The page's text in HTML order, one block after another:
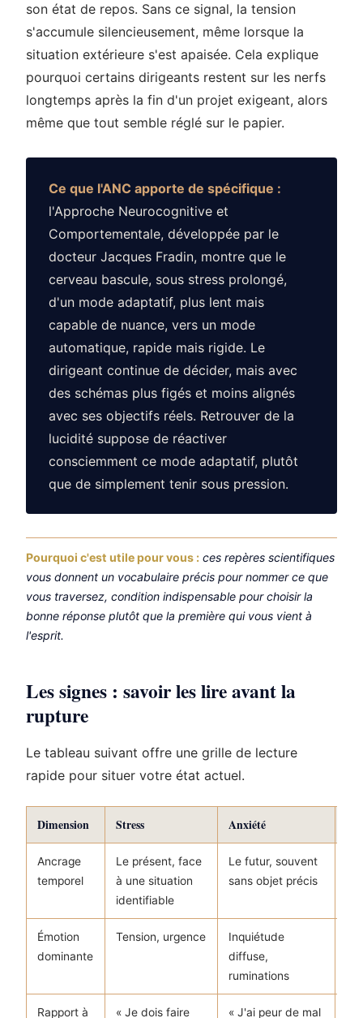
son état de repos. Sans ce signal, la tension
s'accumule silencieusement, même lorsque la
situation extérieure s'est apaisée. Cela explique
pourquoi certains dirigeants restent sur les nerfs
longtemps après la fin d'un projet exigeant, alors
même que tout semble réglé sur le papier.
Ce que l'ANC apporte de spécifique :
l'Approche Neurocognitive et
Comportementale, développée par le
docteur Jacques Fradin, montre que le
cerveau bascule, sous stress prolongé,
d'un mode adaptatif, plus lent mais
capable de nuance, vers un mode
automatique, rapide mais rigide. Le
dirigeant continue de décider, mais avec
des schémas plus figés et moins alignés
avec ses objectifs réels. Retrouver de la
lucidité suppose de réactiver
consciemment ce mode adaptatif, plutôt
que de simplement tenir sous pression.
Pourquoi c'est utile pour vous : ces repères scientifiques
vous donnent un vocabulaire précis pour nommer ce que
vous traversez, condition indispensable pour choisir la
bonne réponse plutôt que la première qui vous vient à
l'esprit.
Les signes : savoir les lire avant la
rupture
Le tableau suivant offre une grille de lecture
rapide pour situer votre état actuel.
Dimension Stress Anxiété
Ancrage
temporel
Le présent, face
à une situation
identifiable
Le futur, souvent
sans objet précis
Émotion
dominante
Tension, urgence
Inquiétude
diffuse,
ruminations
Rapport à « Je dois faire « J'ai peur de mal